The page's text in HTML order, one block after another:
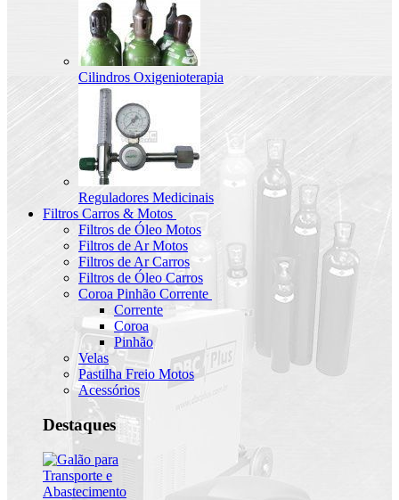
Cilindros Oxigenioterapia
Reguladores Medicinais
Filtros Carros & Motos
Filtros de Óleo Motos
Filtros de Ar Motos
Filtros de Ar Carros
Filtros de Óleo Carros
Coroa Pinhão Corrente
Corrente
Coroa
Pinhão
Velas
Pastilha Freio Motos
Acessórios
Destaques